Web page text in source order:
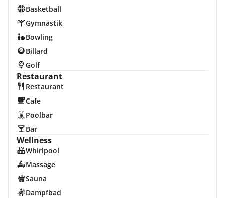
Basketball
Gymnastik
Bowling
Billard
Golf
Restaurant
Restaurant
Cafe
Poolbar
Bar
Wellness
Whirlpool
Massage
Sauna
Dampfbad